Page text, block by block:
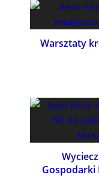
Warsztaty
Gospodarki